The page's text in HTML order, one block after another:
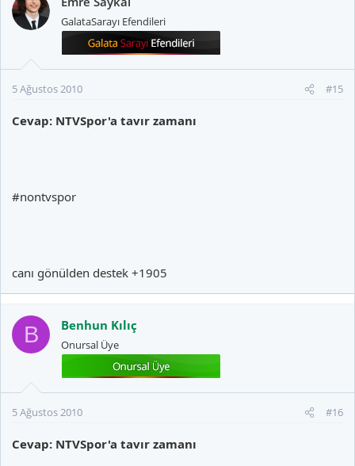
GalataSarayı Efendileri
5 Ağustos 2010 #15
Cevap: NTVSpor'a tavır zamanı
#nontvspor
canı gönülden destek +1905
B Benhun Kılıç
Onursal Üye
5 Ağustos 2010 #16
Cevap: NTVSpor'a tavır zamanı